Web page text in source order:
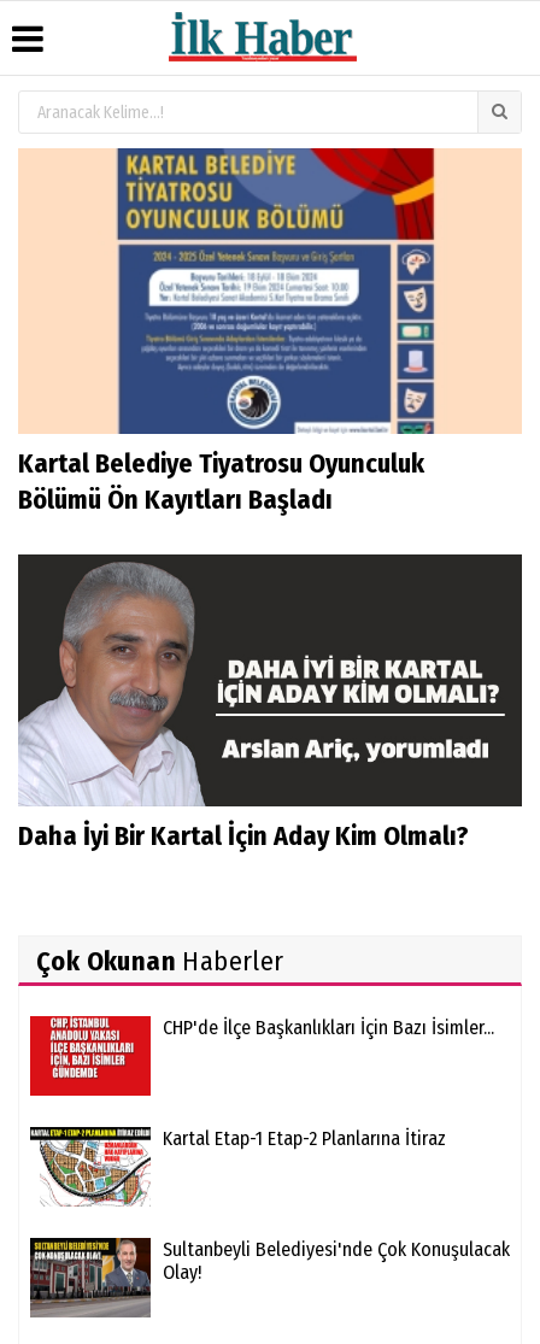
Üye Paneli
Gazete
Hava
Durumu
Gazete
Manşetleri
Anketler
Biyografiler
Köşe
Yazarları
Video
Galeri
Foto
Galeri
Künye
İletişim
Çerez
Politikası
Gizlilik
İlkeleri
Kartal Belediye Tiyatrosu Oyunculuk
Bölümü Ön Kayıtları Başladı
Daha İyi Bir Kartal İçin Aday Kim Olmalı?
Çok Okunan Haberler
CHP'de İlçe Başkanlıkları İçin Bazı İsimler...
Kartal Etap-1 Etap-2 Planlarına İtiraz
Sultanbeyli Belediyesi'nde Çok Konuşulacak
Olay!